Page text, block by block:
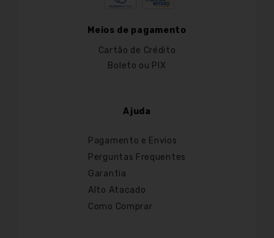
Meios de pagamento
Cartão de Crédito
Boleto ou PIX
Ajuda
Pagamento e Envios
Perguntas Frequentes
Garantia
Alto Atacado
Como Comprar